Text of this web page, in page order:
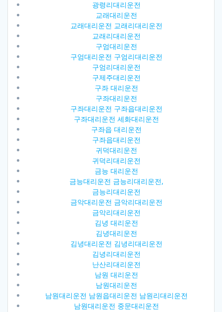
광령리대리운전
교래대리운전
교래대리운전 교래리대리운전
교래리대리운전
구엄대리운전
구엄대리운전 구엄리대리운전
구엄리대리운전
구제주대리운전
구좌 대리운전
구좌대리운전
구좌대리운전 구좌읍대리운전
구좌대리운전 세화대리운전
구좌읍 대리운전
구좌읍대리운전
귀덕대리운전
귀덕리대리운전
금능 대리운전
금능대리운전 금능리대리운전,
금능리대리운전
금악대리운전 금악리대리운전
금악리대리운전
김녕 대리운전
김녕대리운전
김녕대리운전 김녕리대리운전
김녕리대리운전
난산리대리운전
남원 대리운전
남원대리운전
남원대리운전 남원읍대리운전 남원리대리운전
남원대리운전 중문대리운전